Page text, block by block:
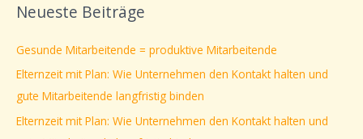
h
n
a
c
Neueste Beiträge
Gesunde Mitarbeitende = produktive Mitarbeitende
Elternzeit mit Plan: Wie Unternehmen den Kontakt halten und
gute Mitarbeitende langfristig binden
Elternzeit mit Plan: Wie Unternehmen den Kontakt halten und